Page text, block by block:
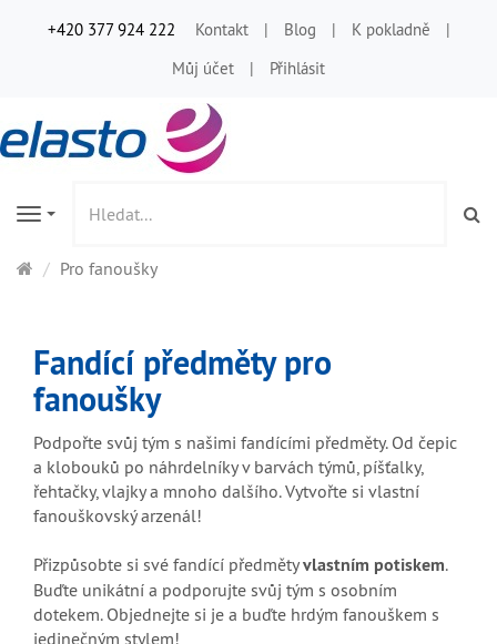
+420 377 924 222 Kontakt Blog
K pokladně
Můj účet
Přihlásit
Navigation
HlavníPro fanoušky
Fandící předměty pro
fanoušky
Podpořte svůj tým s našimi fandícími předměty. Od čepic
a klobouků po náhrdelníky v barvách týmů, píšťalky,
řehtačky, vlajky a mnoho dalšího. Vytvořte si vlastní
fanouškovský arzenál!
Přizpůsobte si své fandící předmětyvlastním potiskem.
Buďte unikátní a podporujte svůj tým s osobním
dotekem. Objednejte si je a buďte hrdým fanouškem s
jedinečným stylem!